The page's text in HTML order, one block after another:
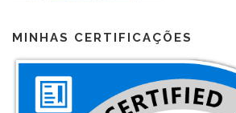
MINHAS CERTIFICAÇÕES